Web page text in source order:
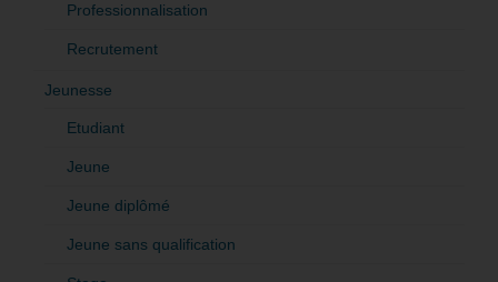
Professionnalisation
Recrutement
Jeunesse
Etudiant
Jeune
Jeune diplômé
Jeune sans qualification